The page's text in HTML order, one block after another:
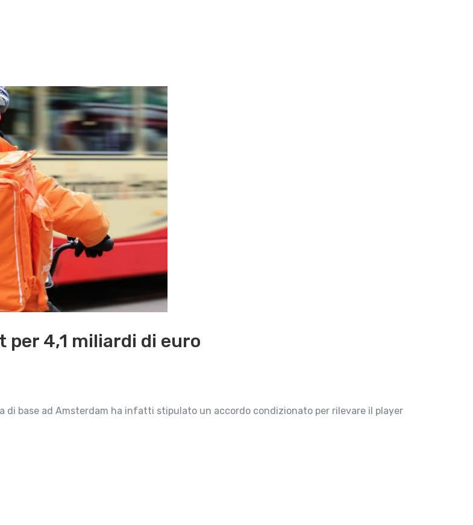
per 4,1 miliardi di euro
di base ad Amsterdam ha infatti stipulato un accordo condizionato per rilevare il player